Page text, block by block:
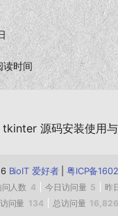
读时间
回到页面顶部
BioIT 爱好者| 粤ICP备
人数 4 今日访问量 5 昨
问量 134 总访问量 16,826